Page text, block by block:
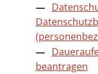
beantragen